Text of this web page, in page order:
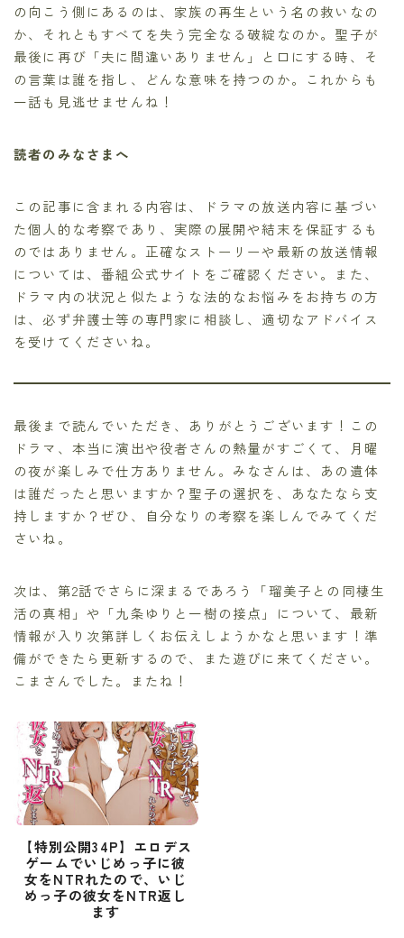
の向こう側にあるのは、家族の再生という名の救いなの
か、それともすべてを失う完全なる破綻なのか。聖子が
最後に再び「夫に間違いありません」と口にする時、そ
の言葉は誰を指し、どんな意味を持つのか。これからも
一話も見逃せませんね！
読者のみなさまへ
この記事に含まれる内容は、ドラマの放送内容に基づい
た個人的な考察であり、実際の展開や結末を保証するも
のではありません。正確なストーリーや最新の放送情報
については、番組公式サイトをご確認ください。また、
ドラマ内の状況と似たような法的なお悩みをお持ちの方
は、必ず弁護士等の専門家に相談し、適切なアドバイス
を受けてくださいね。
最後まで読んでいただき、ありがとうございます！この
ドラマ、本当に演出や役者さんの熱量がすごくて、月曜
の夜が楽しみで仕方ありません。みなさんは、あの遺体
は誰だったと思いますか？聖子の選択を、あなたなら支
持しますか？ぜひ、自分なりの考察を楽しんでみてくだ
さいね。
次は、第2話でさらに深まるであろう「瑠美子との同棲生
活の真相」や「九条ゆりと一樹の接点」について、最新
情報が入り次第詳しくお伝えしようかなと思います！準
備ができたら更新するので、また遊びに来てください。
こまさんでした。またね！
【特別公開34P】エロデス
ゲームでいじめっ子に彼
女をNTRれたので、いじ
めっ子の彼女をNTR返し
ます